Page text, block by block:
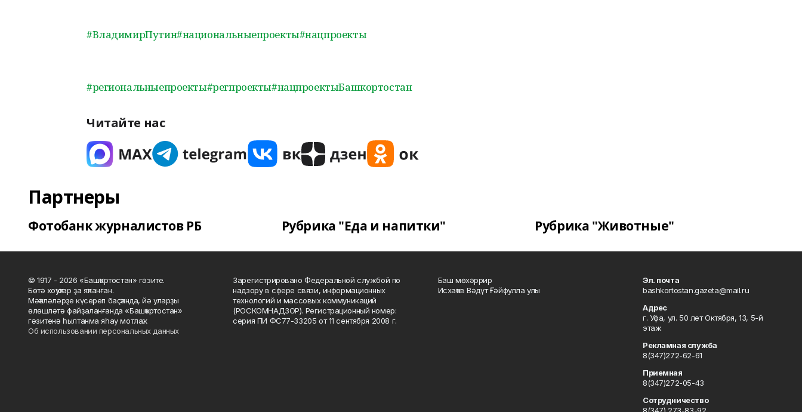
#ВладимирПутин#национальныепроекты#нацпроекты
#региональныепроекты#регпроекты#нацпроектыБашкортостан
Читайте нас
Партнеры
Фотобанк журналистов РБ Рубрика "Еда и напитки" Рубрика "Животные"
© 1917 - 2026 «Башҡортостан» гәзите.
Бөтә хоҡуҡтар ҙа яҡланған.
Мәҡәләләрҙе күсереп баҫҡанда, йә уларҙы
өлөшләтә файҙаланғанда «Башҡортостан»
гәзитенә һылтанма яһау мотлаҡ.
Об использовании персональных данных
Зарегистрировано Федеральной службой по
надзору в сфере связи, информационных
технологий и массовых коммуникаций
(РОСКОМНАДЗОР). Регистрационный номер:
серия ПИ ФС77-33205 от 11 сентября 2008 г.
Баш мөхәррир
Исхаҡов Вәдүт Ғәйфулла улы
Эл. почта
bashkortostan.gazeta@mail.ru
Адрес
г. Уфа, ул. 50 лет Октября, 13, 5-й
этаж
Рекламная служба
8(347)272-62-61
Приемная
8(347)272-05-43
Сотрудничество